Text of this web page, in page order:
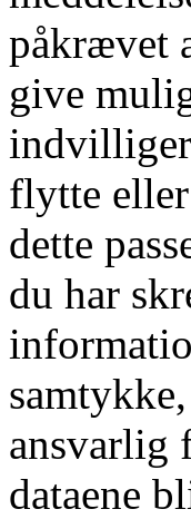
påkrævet
give
flytte
dette
du har
ansvarlig
dataene